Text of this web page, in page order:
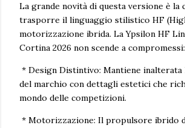
La grande novità di questa versione è la
trasporre il linguaggio stilistico HF
motorizzazione ibrida. La Ypsilon HF
Cortina 2026 non scende a compromessi:
* Design Distintivo: Mantiene
del marchio con dettagli estetici che
mondo delle competizioni.
* Motorizzazione: Il propulsore ibrido